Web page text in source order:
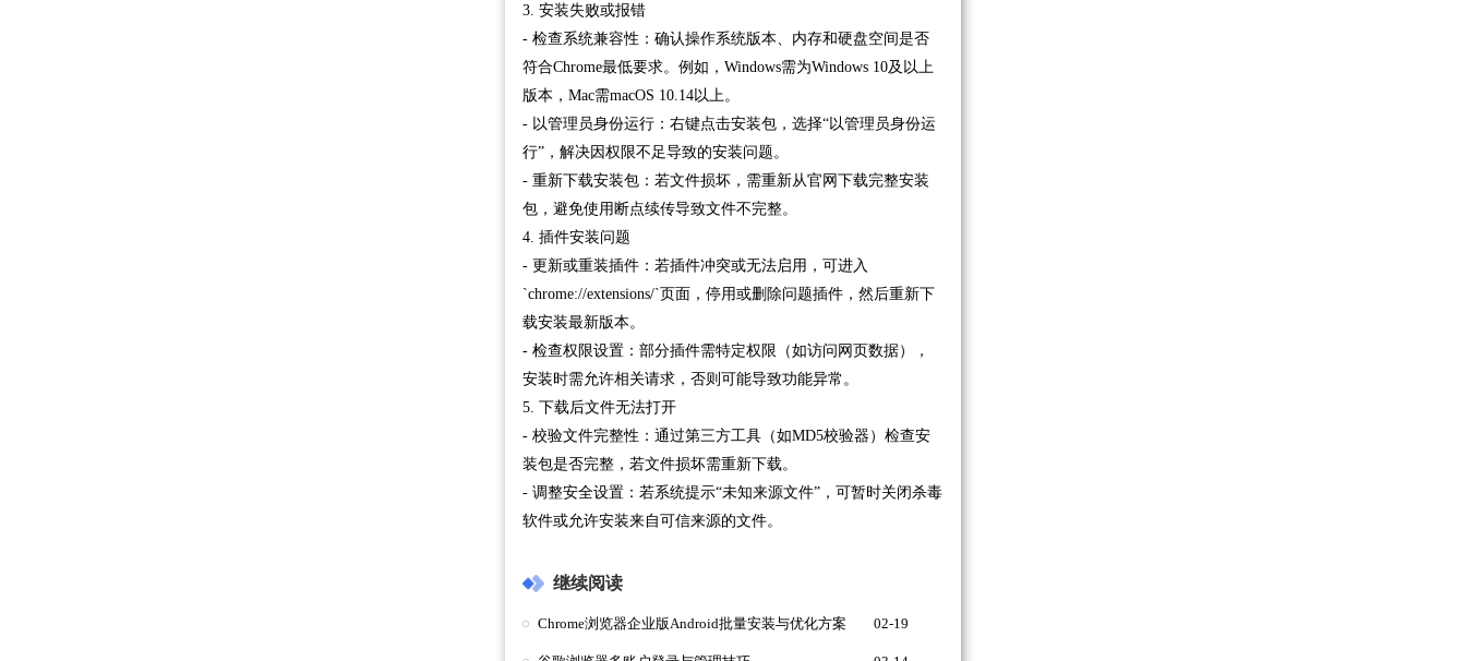
3. 安装失败或报错
- 检查系统兼容性：确认操作系统版本、内存和硬盘空间是否
符合Chrome最低要求。例如，Windows需为Windows 10及以上
版本，Mac需macOS 10.14以上。
- 以管理员身份运行：右键点击安装包，选择“以管理员身份运
行”，解决因权限不足导致的安装问题。
- 重新下载安装包：若文件损坏，需重新从官网下载完整安装
包，避免使用断点续传导致文件不完整。
4. 插件安装问题
- 更新或重装插件：若插件冲突或无法启用，可进入
`chrome://extensions/`页面，停用或删除问题插件，然后重新下
载安装最新版本。
- 检查权限设置：部分插件需特定权限（如访问网页数据），
安装时需允许相关请求，否则可能导致功能异常。
5. 下载后文件无法打开
- 校验文件完整性：通过第三方工具（如MD5校验器）检查安
装包是否完整，若文件损坏需重新下载。
- 调整安全设置：若系统提示“未知来源文件”，可暂时关闭杀毒
软件或允许安装来自可信来源的文件。
继续阅读
Chrome浏览器企业版Android批量安装与优化方案 02-19